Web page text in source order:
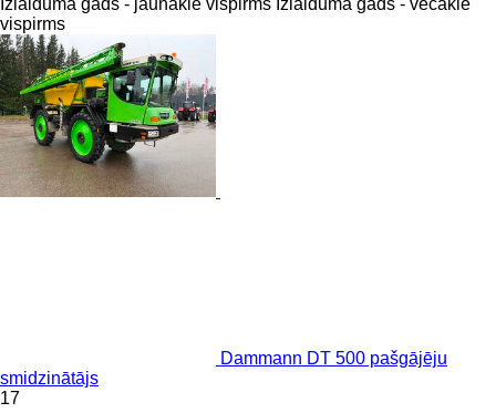
vispirms
Dammann DT 500 pašgājēju
smidzinātājs
17